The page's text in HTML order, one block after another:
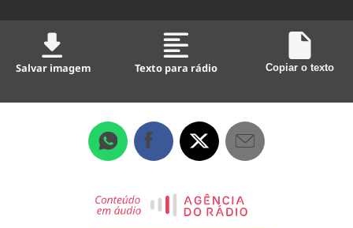
Salvar imagem Texto para rádio Copiar o texto